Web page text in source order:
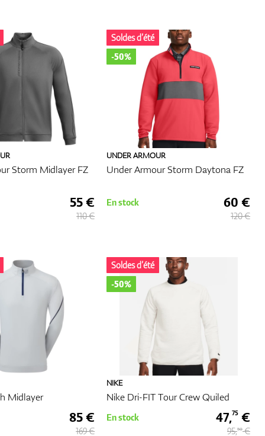
et
le
et
Storm Midlayer FZ
55 €
110 €
UNDER ARMOUR
Under Armour Storm Daytona FZ
Soldes d’été
-50%
En stock 60 €
120 €
Midlayer
85 €
169 €
NIKE
Nike Dri-FIT Tour Crew Quiled
Soldes d’été
-50%
En stock 47,75€
95,50€